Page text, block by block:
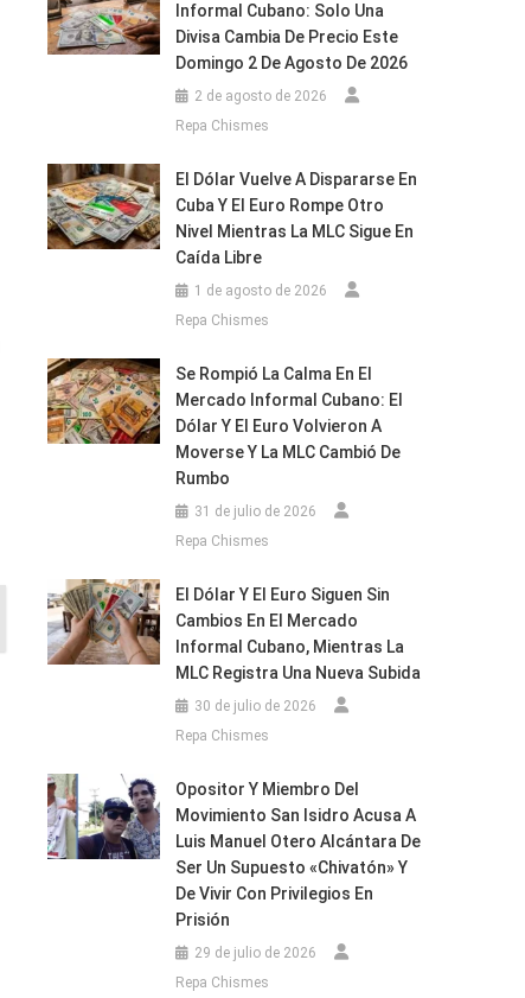
Informal Cubano: Solo Una
Divisa Cambia De Precio Este
Domingo 2 De Agosto De 2026
2 de agosto de 2026
Repa Chismes
El Dólar Vuelve A Dispararse En
Cuba Y El Euro Rompe Otro
Nivel Mientras La MLC Sigue En
Caída Libre
1 de agosto de 2026
Repa Chismes
Se Rompió La Calma En El
Mercado Informal Cubano: El
Dólar Y El Euro Volvieron A
Moverse Y La MLC Cambió De
Rumbo
31 de julio de 2026
Repa Chismes
El Dólar Y El Euro Siguen Sin
Cambios En El Mercado
Informal Cubano, Mientras La
MLC Registra Una Nueva Subida
30 de julio de 2026
Repa Chismes
Opositor Y Miembro Del
Movimiento San Isidro Acusa A
Luis Manuel Otero Alcántara De
Ser Un Supuesto «chivatón» Y
De Vivir Con Privilegios En
Prisión
29 de julio de 2026
Repa Chismes